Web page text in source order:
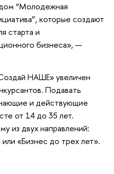
“Молодежная
которые создают
старта и
бизнеса», —
НАШЕ» увеличен
Подавать
и действующие
от 14 до 35 лет.
из двух направлений:
«Бизнес до трех лет».